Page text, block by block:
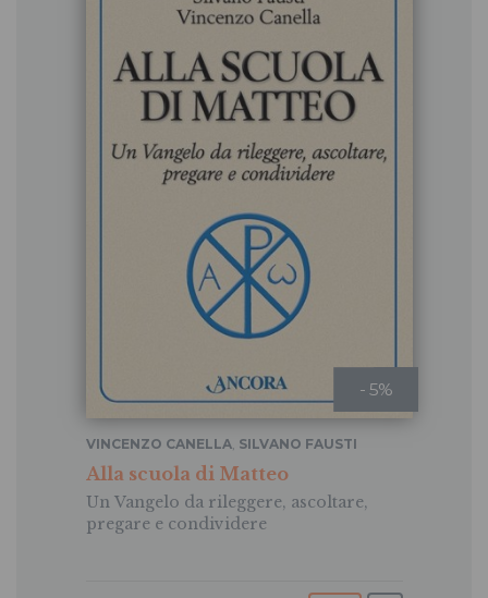
- 5%
Alla scuola di Matteo
Un Vangelo da rileggere, ascoltare,
pregare e condividere
VINCENZO CANELLA, SILVANO FAUSTI